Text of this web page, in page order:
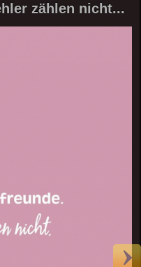
zählen nicht...